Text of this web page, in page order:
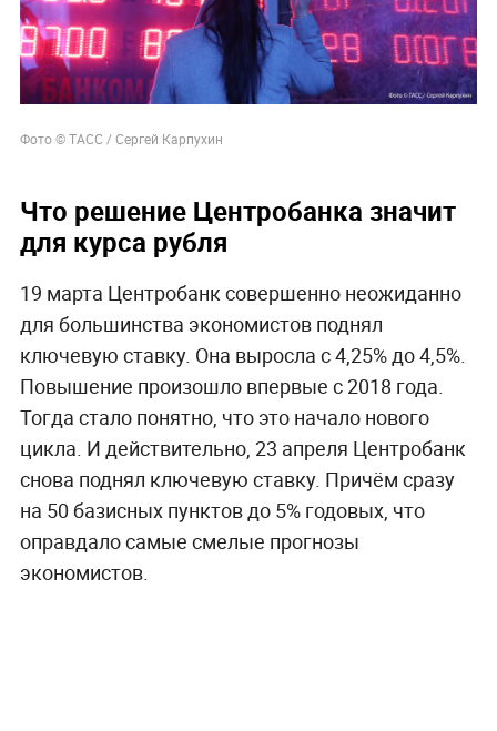
Фото © ТАСС / Сергей Карпухин
Что решение Центробанка значит
для курса рубля
19 марта Центробанк совершенно неожиданно
для большинства экономистов поднял
ключевую ставку. Она выросла с 4,25% до 4,5%.
Повышение произошло впервые с 2018 года.
Тогда стало понятно, что это начало нового
цикла. И действительно, 23 апреля Центробанк
снова поднял ключевую ставку. Причём сразу
на 50 базисных пунктов до 5% годовых, что
оправдало самые смелые прогнозы
экономистов.